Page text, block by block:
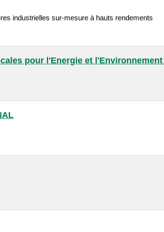
industrielles sur-mesure à hauts rendements
pour l'Energie et l'Environnement